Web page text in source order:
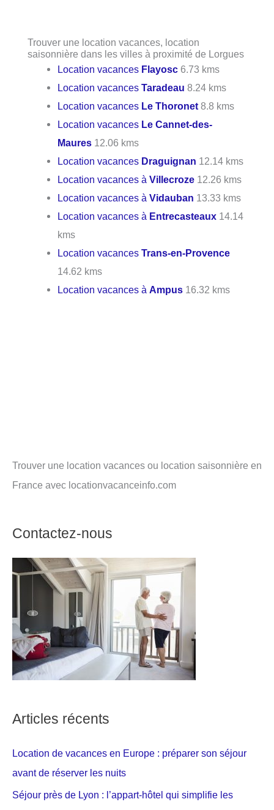
Trouver une location vacances, location
saisonnière dans les villes à proximité de Lorgues
Location vacances Flayosc 6.73 kms
Location vacancesTaradeau 8.24 kms
Location vacances Le Thoronet 8.8 kms
Location vacances Le Cannet-des-
Maures 12.06 kms
Location vacances Draguignan 12.14 kms
Location vacances àVillecroze 12.26 kms
Location vacances àVidauban 13.33 kms
Location vacances à Entrecasteaux 14.14
kms
Location vacancesTrans-en-Provence
14.62 kms
Location vacances àAmpus 16.32 kms
Trouver une location vacances ou location saisonnière en
France avec locationvacanceinfo.com
Contactez-nous
Articles récents
Location de vacances en Europe : préparer son séjour
avant de réserver les nuits
Séjour près de Lyon : l’appart-hôtel qui simplifie les